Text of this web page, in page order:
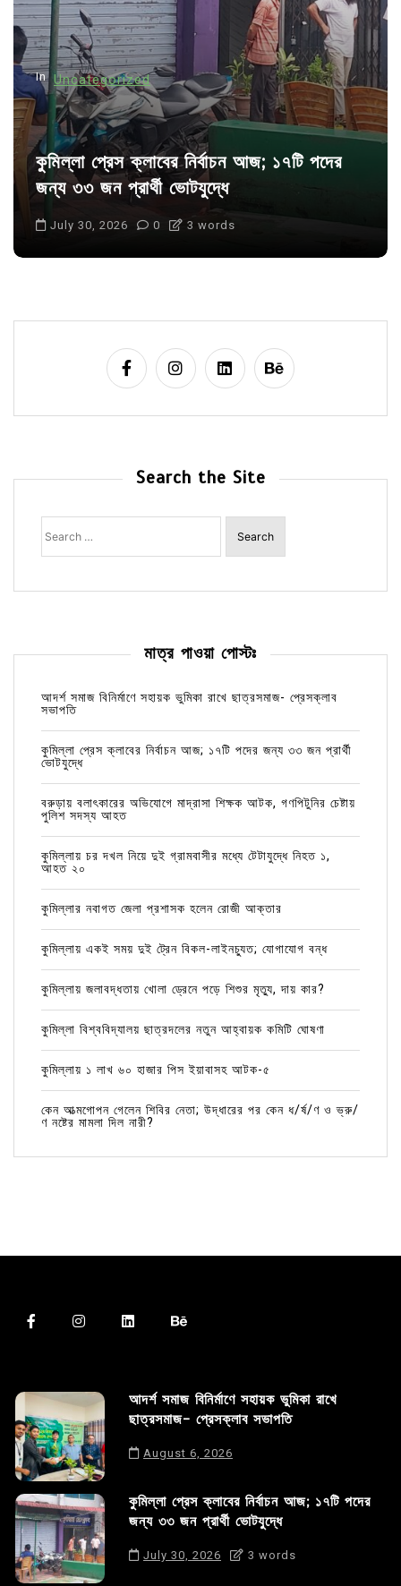
i
o
n
In Uncategorized
কুমিল্লা প্রেস ক্লাবের নির্বাচন আজ; ১৭টি পদের
জন্য ৩৩ জন প্রার্থী ভোটযুদ্ধে
July 30, 2026 0 3 words
Search the Site
Search
for:
মাত্র পাওয়া পোস্টঃ
আদর্শ সমাজ বিনির্মাণে সহায়ক ভুমিকা রাখে ছাত্রসমাজ- প্রেসক্লাব
সভাপতি
কুমিল্লা প্রেস ক্লাবের নির্বাচন আজ; ১৭টি পদের জন্য ৩৩ জন প্রার্থী
ভোটযুদ্ধে
বরুড়ায় বলাৎকারের অভিযোগে মাদ্রাসা শিক্ষক আটক, গণপিটুনির চেষ্টায়
পুলিশ সদস্য আহত
কুমিল্লায় চর দখল নিয়ে দুই গ্রামবাসীর মধ্যে টেটাযুদ্ধে নিহত ১,
আহত ২০
কুমিল্লার নবাগত জেলা প্রশাসক হলেন রোজী আক্তার
কুমিল্লায় একই সময় দুই ট্রেন বিকল-লাইনচ্যুত; যোগাযোগ বন্ধ
কুমিল্লায় জলাবদ্ধতায় খোলা ড্রেনে পড়ে শিশুর মৃত্যু, দায় কার?
কুমিল্লা বিশ্ববিদ্যালয় ছাত্রদলের নতুন আহ্বায়ক কমিটি ঘোষণা
কুমিল্লায় ১ লাখ ৬০ হাজার পিস ইয়াবাসহ আটক-৫
কেন আত্মগোপন গেলেন শিবির নেতা; উদ্ধারের পর কেন ধ/র্ষ/ণ ও ভ্রু/
ণ নষ্টের মামলা দিল নারী?
আদর্শ সমাজ বিনির্মাণে সহায়ক ভুমিকা রাখে
ছাত্রসমাজ- প্রেসক্লাব সভাপতি
August 6, 2026
কুমিল্লা প্রেস ক্লাবের নির্বাচন আজ; ১৭টি পদের
জন্য ৩৩ জন প্রার্থী ভোটযুদ্ধে
July 30, 2026 3 words